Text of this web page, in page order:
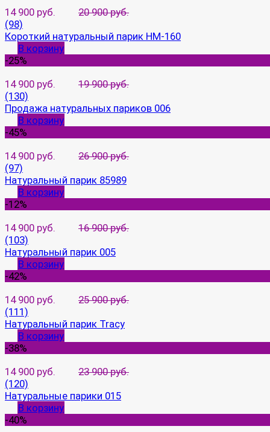
14 900 руб.
20 900 руб.
(98)
Короткий натуральный парик HM-160
В корзину
-25%
14 900 руб.
19 900 руб.
(130)
Продажа натуральных париков 006
В корзину
-45%
14 900 руб.
26 900 руб.
(97)
Натуральный парик 85989
В корзину
-12%
14 900 руб.
16 900 руб.
(103)
Натуральный парик 005
В корзину
-42%
14 900 руб.
25 900 руб.
(111)
Натуральный парик Tracy
В корзину
-38%
14 900 руб.
23 900 руб.
(120)
Натуральные парики 015
В корзину
-40%